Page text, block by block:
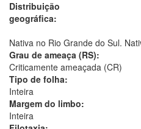
Distribuição
geográfica:
Nativa no Rio Grande do Sul.
Grau de ameaça (RS):
Criticamente ameaçada (CR)
Tipo de folha:
Inteira
Margem do limbo:
Inteira